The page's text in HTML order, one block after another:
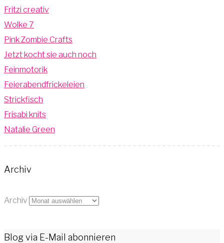
Fritzi creativ
Wolke 7
Pink Zombie Crafts
Jetzt kocht sie auch noch
Feinmotorik
Feierabendfrickeleien
Strickfisch
Frisabi knits
Natalie Green
Archiv
Archiv
Blog via E-Mail abonnieren